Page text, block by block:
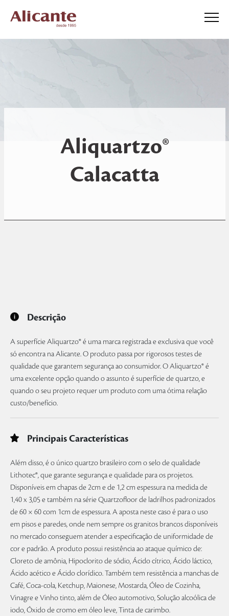
Aliquartzo®
Calacatta
Descrição
A superfície Aliquartzo® é uma marca registrada e exclusiva que você
só encontra na Alicante. O produto passa por rigorosos testes de
qualidade que garantem segurança ao consumidor. O Aliquartzo® é
uma excelente opção quando o assunto é superfície de quartzo, e
quando o seu projeto requer um produto com uma ótima relação
custo/benefício.
Principais Características
Além disso, é o único quartzo brasileiro com o selo de qualidade
Lithotec®, que garante segurança e qualidade para os projetos.
Disponíveis em chapas de 2cm e de 1,2 cm espessura na medida de
1,40 x 3,05 e também na série Quartzofloor de ladrilhos padronizados
de 60 × 60 com 1cm de espessura. A aposta neste caso é para o uso
em pisos e paredes, onde nem sempre os granitos brancos disponíveis
no mercado conseguem atender a especificação de uniformidade de
cor e padrão. A produto possui resistência ao ataque químico de:
Cloreto de amônia, Hipoclorito de sódio, Ácido cítrico, Ácido láctico,
Ácido acético e Ácido clorídico. Também tem resistência a manchas de
Café, Coca-cola, Ketchup, Maionese, Mostarda, Óleo de Cozinha,
Vinagre e Vinho tinto, além de Óleo automotivo, Solução alcoólica de
iodo, Óxido de cromo em óleo leve, Tinta de carimbo.